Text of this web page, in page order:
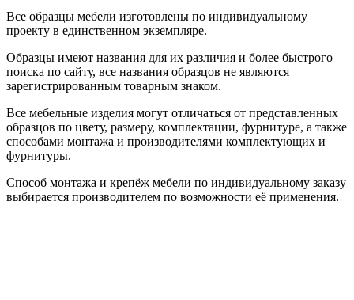
Все образцы мебели изготовлены по индивидуальному
проекту в единственном экземпляре.
Образцы имеют названия для их различия и более быстрого
поиска по сайту, все названия образцов не являются
зарегистрированным товарным знаком.
Все мебельные изделия могут отличаться от представленных
образцов по цвету, размеру, комплектации, фурнитуре, а также
способами монтажа и производителями комплектующих и
фурнитуры.
Способ монтажа и крепёж мебели по индивидуальному заказу
выбирается производителем по возможности её применения.